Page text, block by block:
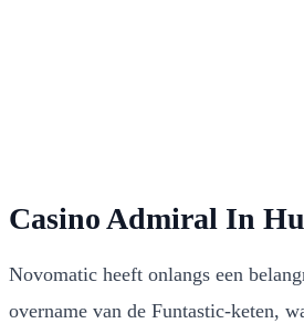
Casino Admiral In
Novomatic heeft onlangs een
overname van de Funtastic-keten,